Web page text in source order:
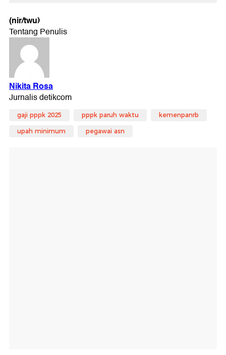
(nir/twu)
gaji pppk 2025 pppk paruh waktu kemenpanrb
upah minimum pegawai asn